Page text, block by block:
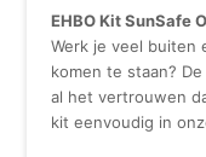
EHBO Kit SunSafe
Werk je veel buiten
komen te staan?
al het vertrouwen
kit eenvoudig in